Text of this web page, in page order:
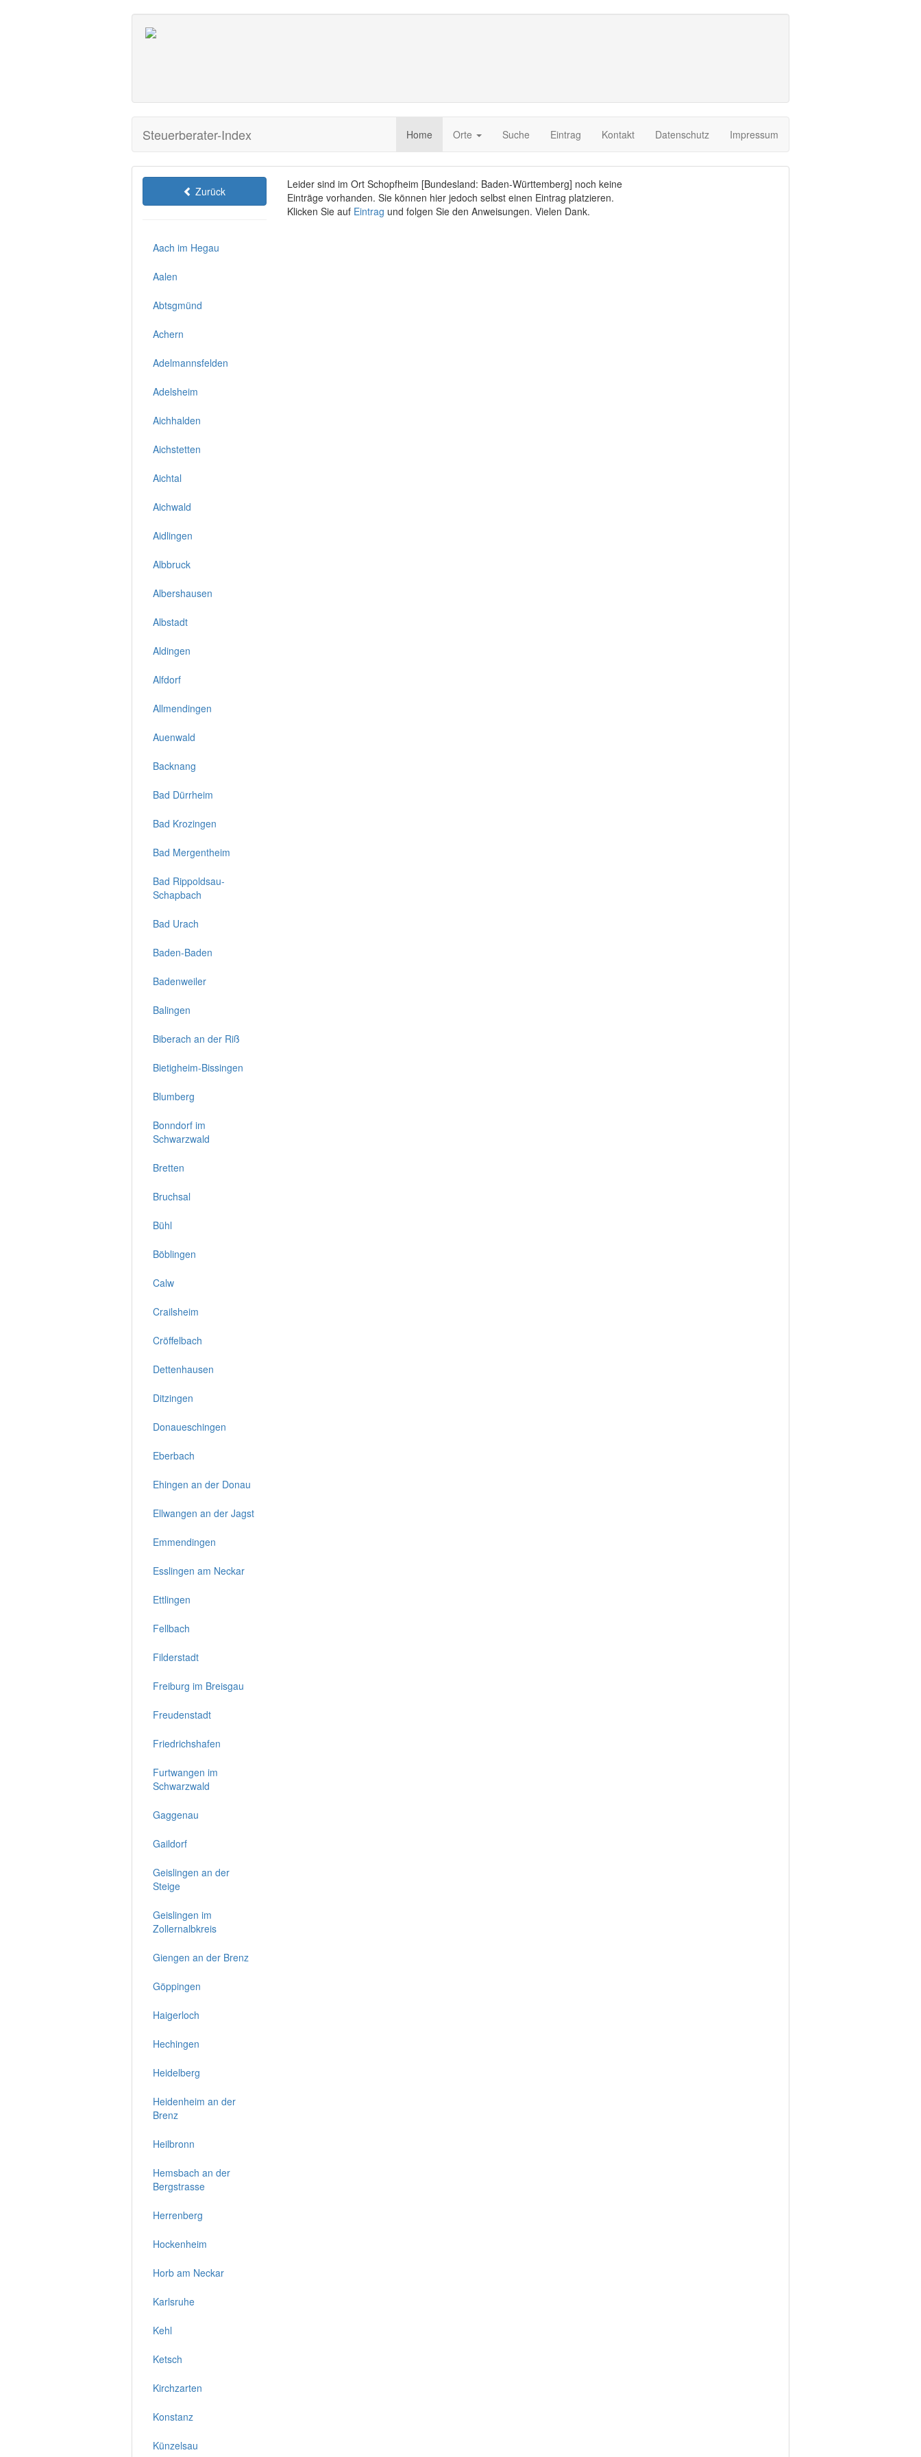
Steuerberater-Index Home Orte Suche Eintrag Kontakt Datenschutz Impressum
Zurück
Aach im Hegau
Aalen
Abtsgmünd
Achern
Adelmannsfelden
Adelsheim
Aichhalden
Aichstetten
Aichtal
Aichwald
Aidlingen
Albbruck
Albershausen
Albstadt
Aldingen
Alfdorf
Allmendingen
Auenwald
Backnang
Bad Dürrheim
Bad Krozingen
Bad Mergentheim
Bad Rippoldsau-
Schapbach
Bad Urach
Baden-Baden
Badenweiler
Balingen
Biberach an der Riß
Bietigheim-Bissingen
Blumberg
Bonndorf im
Schwarzwald
Bretten
Bruchsal
Bühl
Böblingen
Calw
Crailsheim
Cröffelbach
Dettenhausen
Ditzingen
Donaueschingen
Eberbach
Ehingen an der Donau
Ellwangen an der Jagst
Emmendingen
Esslingen am Neckar
Ettlingen
Fellbach
Filderstadt
Freiburg im Breisgau
Freudenstadt
Friedrichshafen
Furtwangen im
Schwarzwald
Gaggenau
Gaildorf
Geislingen an der
Steige
Geislingen im
Zollernalbkreis
Giengen an der Brenz
Göppingen
Haigerloch
Hechingen
Heidelberg
Heidenheim an der
Brenz
Heilbronn
Hemsbach an der
Bergstrasse
Herrenberg
Hockenheim
Horb am Neckar
Karlsruhe
Kehl
Ketsch
Kirchzarten
Konstanz
Künzelsau
Leider sind im Ort Schopfheim [Bundesland: Baden-Württemberg] noch keine
Einträge vorhanden. Sie können hier jedoch selbst einen Eintrag platzieren.
Klicken Sie auf Eintrag und folgen Sie den Anweisungen. Vielen Dank.